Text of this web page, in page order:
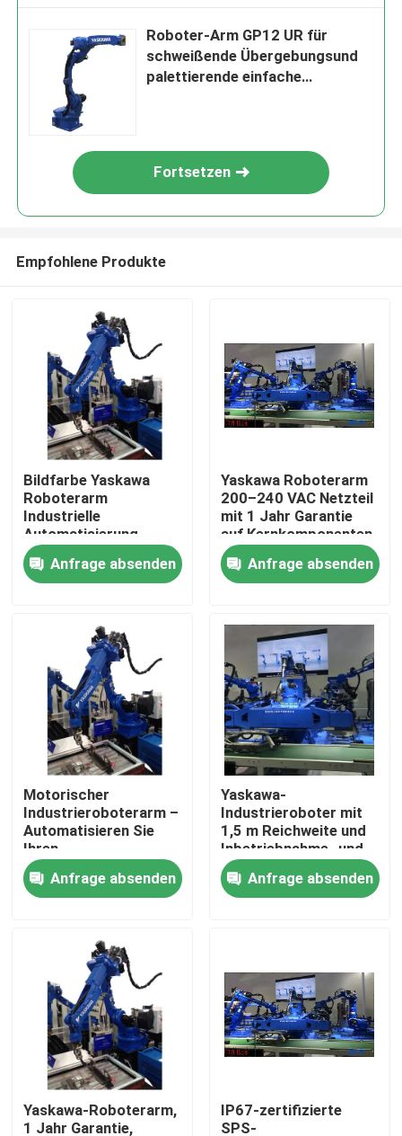
Produkte
Videos
Über uns
Fabrik-Ausflug
Qualitätskontrolle
Treten Sie mit uns in Verbindung
Nachrichten
Fälle
Fordern Sie ein Zitat
Roboter-Arm GP12 UR für
schweißende Übergebungsund
palettierende einfache
Fortsetzen
Empfohlene Produkte
Bildfarbe Yaskawa
Roboterarm
Industrielle
Automatisierung
Roboterarm für die
industrielle Produktion
Anfrage absenden
Yaskawa Roboterarm
200–240 VAC Netzteil
mit 1 Jahr Garantie
auf Kernkomponenten
Anfrage absenden
Motorischer
Industrieroboterarm –
Automatisieren Sie
Ihren
Fertigungsprozess
mit Kernkomponenten
Anfrage absenden
Yaskawa-
Industrieroboter mit
1,5 m Reichweite und
Inbetriebnahme- und
Schulungsservice
Anfrage absenden
Yaskawa-Roboterarm,
1 Jahr Garantie,
IP67-zertifizierte
SPS-